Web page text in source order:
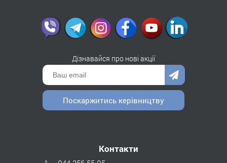
Дізнавайся про нові акції
Поскаржитись керівництву
Контакти